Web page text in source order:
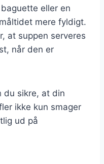
eller en
mere fyldigt.
at suppen serveres
når den er
du sikre, at din
ikke kun smager
ud på